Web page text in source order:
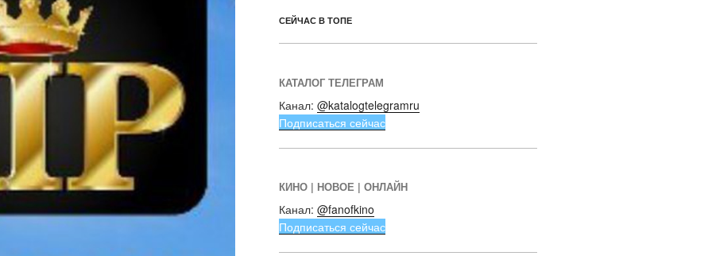
СЕЙЧАС В ТОПЕ
КАТАЛОГ ТЕЛЕГРАМ
Канал: @katalogtelegramru
Подписаться сейчас
КИНО | НОВОЕ | ОНЛАЙН
Канал: @fanofkino
Подписаться сейчас